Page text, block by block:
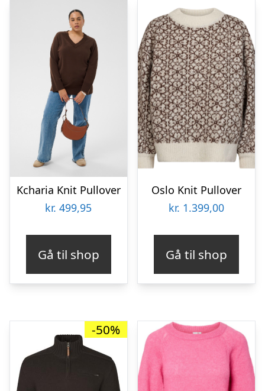
Kcharia Knit Pullover
kr. 499,95
Gå til shop
Oslo Knit Pullover
kr. 1.399,00
Gå til shop
-50%